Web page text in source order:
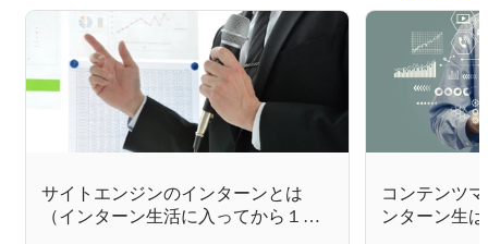
サイトエンジンのインターンとは
（インターン生活に入ってから１年
コンテンツ
ンターン生